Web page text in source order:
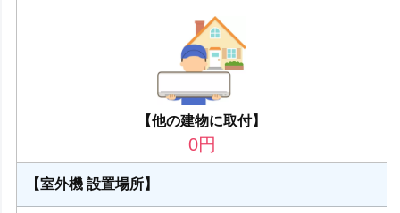
【他の建物に取付】
0円
【室外機 設置場所】